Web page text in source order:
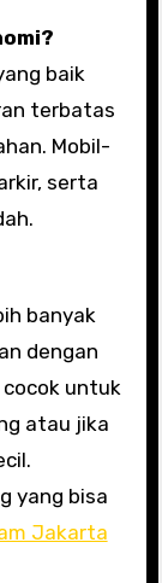
baik
terbatas
Mobil-
serta
banyak
dengan
cocok untuk
atau jika
yang bisa
Jakarta